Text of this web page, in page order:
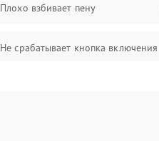
Плохо взбивает пену
Не срабатывает кнопка включения